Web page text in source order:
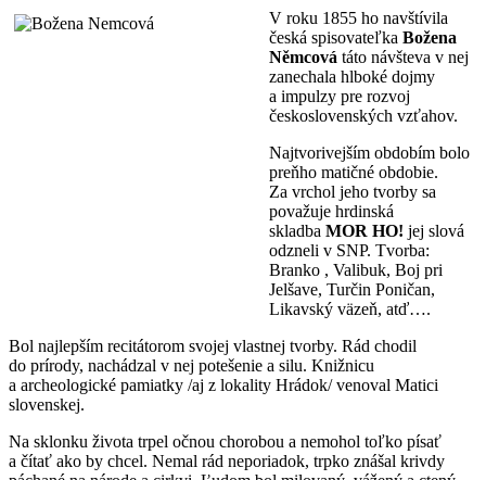
V roku 1855 ho navštívila
česká spisovateľka Božena
Němcová táto návšteva v nej
zanechala hlboké dojmy
a impulzy pre rozvoj
československých vzťahov.
Najtvorivejším obdobím bolo
preňho matičné obdobie.
Za vrchol jeho tvorby sa
považuje hrdinská
skladba MOR HO! jej slová
odzneli v SNP. Tvorba:
Branko , Valibuk, Boj pri
Jelšave, Turčin Poničan,
Likavský väzeň, atď….
Bol najlepším recitátorom svojej vlastnej tvorby. Rád chodil
do prírody, nachádzal v nej potešenie a silu. Knižnicu
a archeologické pamiatky /aj z lokality Hrádok/ venoval Matici
slovenskej.
Na sklonku života trpel očnou chorobou a nemohol toľko písať
a čítať ako by chcel. Nemal rád neporiadok, trpko znášal krivdy